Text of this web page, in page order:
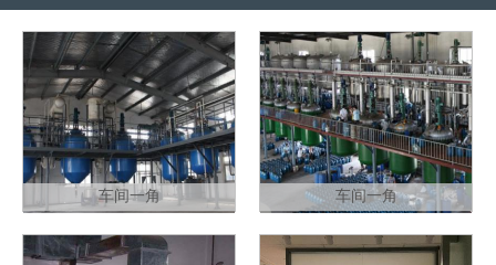
车间一角 车间一角